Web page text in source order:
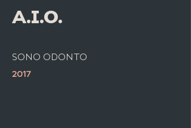
A.I.O.
SONO ODONTO
2017